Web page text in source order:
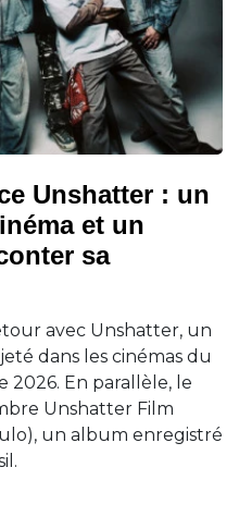
Unshatter : un
et un
sa
avec Unshatter, un
dans les cinémas du
En parallèle, le
Unshatter Film
un album enregistré